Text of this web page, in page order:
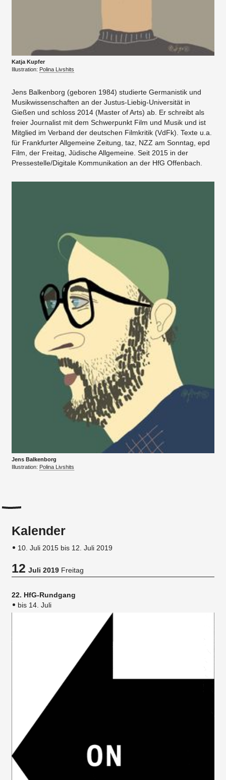
Katja Kupfer
Illustration: Polina Livshits
Jens Balkenborg (geboren 1984) studierte Germanistik und
Musikwissenschaften an der Justus-Liebig-Universität in
Gießen und schloss 2014 (Master of Arts) ab. Er schreibt als
freier Journalist mit dem Schwerpunkt Film und Musik und ist
Mitglied im Verband der deutschen Filmkritik (VdFk). Texte u.a.
für Frankfurter Allgemeine Zeitung, taz, NZZ am Sonntag, epd
Film, der Freitag, Jüdische Allgemeine. Seit 2015 in der
Pressestelle/Digitale Kommunikation an der HfG Offenbach.
Jens Balkenborg
Illustration: Polina Livshits
Kalender
10. Juli 2015 bis 12. Juli 2019
12Juli 2019 Freitag
22. HfG-Rundgang
bis 14. Juli